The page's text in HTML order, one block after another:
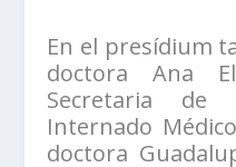
En el presídium
doctora Ana
Secretaria de
Internado
doctora